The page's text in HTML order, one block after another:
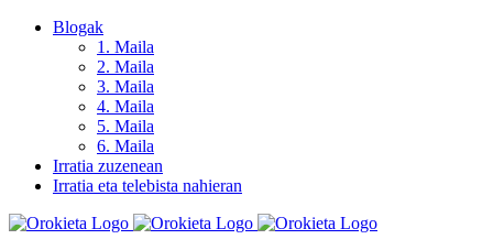
Skip
Blogak
1. Maila
2. Maila
3. Maila
4. Maila
5. Maila
6. Maila
Irratia zuzenean
Irratia eta telebista nahieran